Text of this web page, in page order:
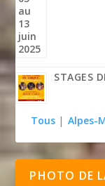
STAGES
Tous | Alpes-
PHOTO DE